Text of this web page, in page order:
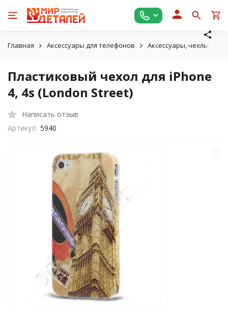
Главная Аксессуары для телефонов Аксессуары, чехлы для
Пластиковый чехол для iPhone
4, 4s (London Street)
Написать отзыв
Артикул: 5940